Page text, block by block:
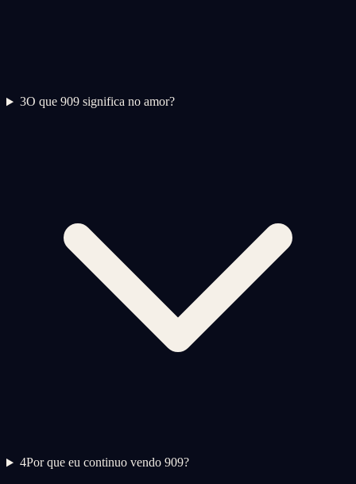
3O que 909 significa no amor?
4Por que eu continuo vendo 909?